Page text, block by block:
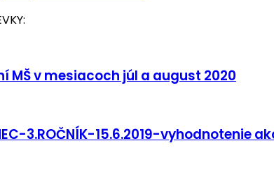
MŠ v mesiacoch júl a august 2020
3.ROČNÍK-15.6.2019-vyhodnotenie